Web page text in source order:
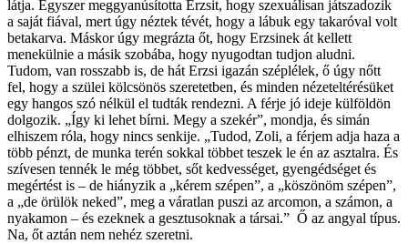
látja. Egyszer meggyanúsította Erzsit, hogy szexuálisan játszadozik
a saját fiával, mert úgy néztek tévét, hogy a lábuk egy takaróval volt
betakarva. Máskor úgy megrázta őt, hogy Erzsinek át kellett
menekülnie a másik szobába, hogy nyugodtan tudjon aludni.
Tudom, van rosszabb is, de hát Erzsi igazán széplélek, ő úgy nőtt
fel, hogy a szülei kölcsönös szeretetben, és minden nézeteltérésüket
egy hangos szó nélkül el tudták rendezni. A férje jó ideje külföldön
dolgozik. „Így ki lehet bírni. Megy a szekér”, mondja, és simán
elhiszem róla, hogy nincs senkije. „Tudod, Zoli, a férjem adja haza a
több pénzt, de munka terén sokkal többet teszek le én az asztalra. És
szívesen tennék le még többet, sőt kedvességet, gyengédséget és
megértést is – de hiányzik a „kérem szépen”, a „köszönöm szépen”,
a „de örülök neked”, meg a váratlan puszi az arcomon, a számon, a
nyakamon – és ezeknek a gesztusoknak a társai.” Ő az angyal típus.
Na, őt aztán nem nehéz szeretni.